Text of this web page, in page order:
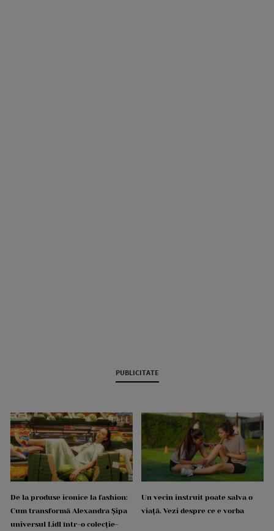
PUBLICITATE
De la produse iconice la fashion:
Cum transformă Alexandra Șipa
universul Lidl într-o colecție-
Un vecin instruit poate salva o
viață. Vezi despre ce e vorba